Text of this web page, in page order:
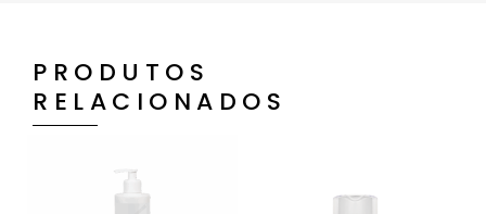
PRODUTOS
RELACIONADOS